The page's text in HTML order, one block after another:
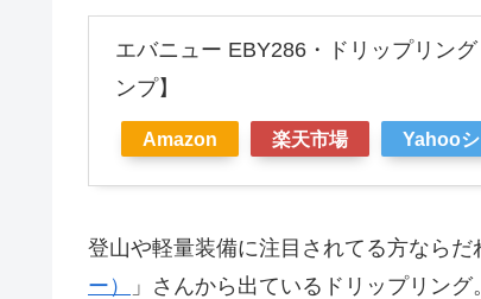
エバニュー EBY286・ドリップリン
ンプ】
Amazon 楽天市場 Yahoo
登山や軽量装備に注目されてる方ならだ
ー）
」さんから出ているドリップリング。